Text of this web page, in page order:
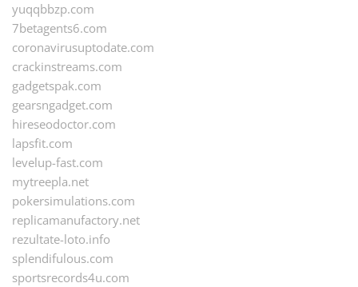
yuqqbbzp.com
7betagents6.com
coronavirusuptodate.com
crackinstreams.com
gadgetspak.com
gearsngadget.com
hireseodoctor.com
lapsfit.com
levelup-fast.com
mytreepla.net
pokersimulations.com
replicamanufactory.net
rezultate-loto.info
splendifulous.com
sportsrecords4u.com